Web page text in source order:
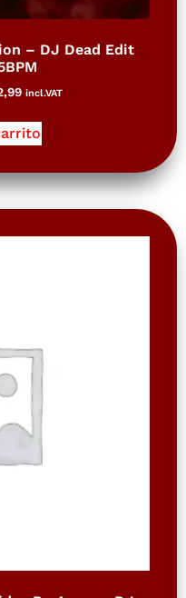
– DJ Dead Edit
incl.VAT